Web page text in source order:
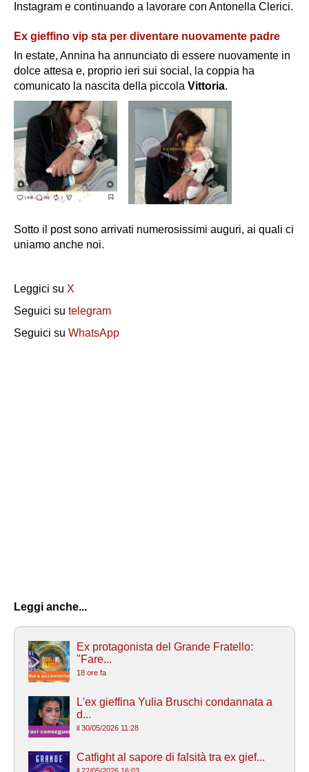
Instagram e continuando a lavorare con Antonella Clerici.
Ex gieffino vip sta per diventare nuovamente padre
In estate, Annina ha annunciato di essere nuovamente in
dolce attesa e, proprio ieri sui social, la coppia ha
comunicato la nascita della piccola Vittoria.
Sotto il post sono arrivati numerosissimi auguri, ai quali ci
uniamo anche noi.
Leggici su X
Seguici su telegram
Seguici su WhatsApp
Leggi anche...
Ex protagonista del Grande Fratello:
"Fare...
18 ore fa
L'ex gieffina Yulia Bruschi condannata a
d...
il 30/05/2026 11:28
Catfight al sapore di falsità tra ex gief...